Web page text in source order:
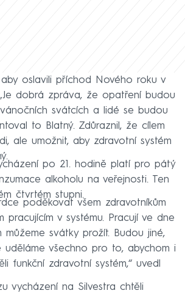
aby oslavili příchod Nového roku v
dobrá zpráva, že opatření budou
svátcích a lidé se budou
to Blatný. Zdůraznil, že cílem
ale umožnit, aby zdravotní systém
po 21. hodině platí pro pátý
alkoholu na veřejnosti. Ten
čtvrtém stupni.
poděkovat všem zdravotníkům
pracujícím v systému. Pracují ve dne
svátky prožít. Budou jiné,
uděláme všechno pro to, abychom i
funkční zdravotní systém,“ uvedl
vycházení na Silvestra chtěli